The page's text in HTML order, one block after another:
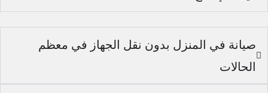
صيانة في المنزل بدون نقل الجهاز في معظم
الحالات